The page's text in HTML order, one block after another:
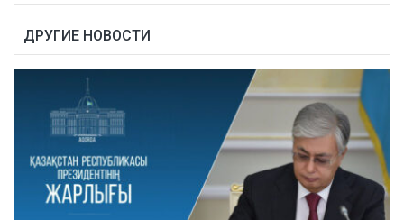
ДРУГИЕ НОВОСТИ